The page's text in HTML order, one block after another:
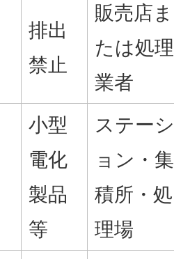
排出
禁止
販売店ま
たは処理
業者
小型
電化
製品
等
ステーシ
ョン・集
積所・処
理場